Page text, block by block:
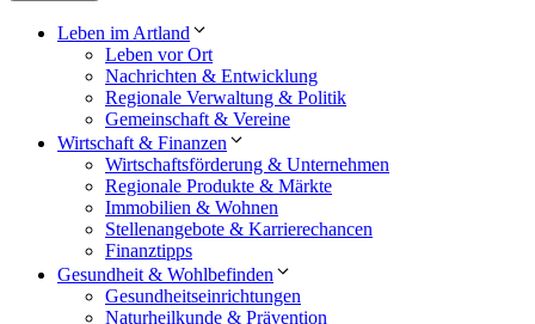
Leben im Artland
Leben vor Ort
Nachrichten & Entwicklung
Regionale Verwaltung & Politik
Gemeinschaft & Vereine
Wirtschaft & Finanzen
Wirtschaftsförderung & Unternehmen
Regionale Produkte & Märkte
Immobilien & Wohnen
Stellenangebote & Karrierechancen
Finanztipps
Gesundheit & Wohlbefinden
Gesundheitseinrichtungen
Naturheilkunde & Prävention